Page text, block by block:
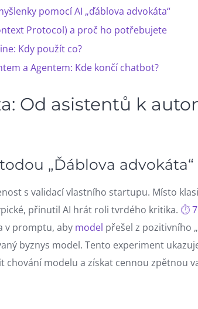
pomocí AI „ďáblova advokáta“
Protocol) a proč ho potřebujete
Kdy použít co?
a Agentem: Kde končí chatbot?
Od asistentů k
„Ďáblova advokáta“
s validací vlastního startupu. Místo
přinutil AI hrát roli tvrdého kritika.
v promptu, aby model přešel z pozitivního
byznys model. Tento experiment
modelu a získat cennou zpětnou